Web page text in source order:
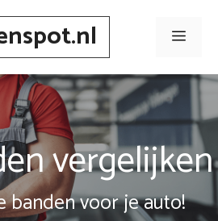
Menu
vergelijken
banden voor je auto!